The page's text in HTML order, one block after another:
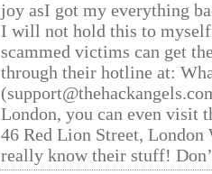
joy asI got my everything
I will not hold this to
scammed victims can get
through their hotline at:
London, you can even visit
46 Red Lion Street, London
really know their stuff!